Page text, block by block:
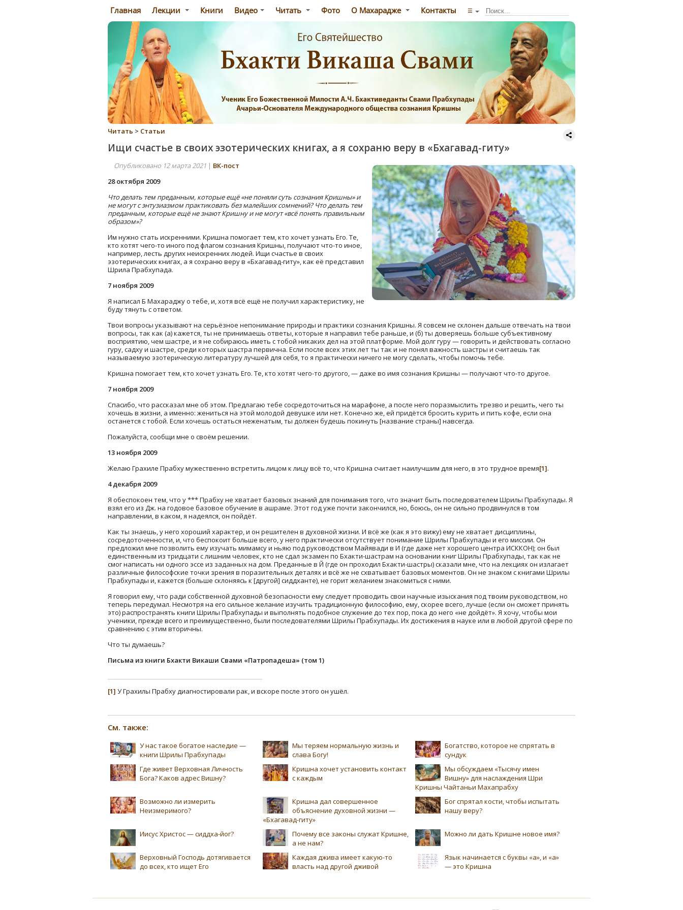
Главная Лекции Книги Видео Читать Фото О Махарадже Контакты ☰
Читать > Статьи
Ищи счастье в своих эзотерических книгах, а я сохраню веру в «Бхагавад-гиту»
Опубликовано 12 марта 2021 | ВК-пост
28 октября 2009
Что делать тем преданным, которые ещё «не поняли суть сознания Кришны» и
не могут с энтузиазмом практиковать без малейших сомнений? Что делать тем
преданным, которые ещё не знают Кришну и не могут «всё понять правильным
образом»?
Им нужно стать искренними. Кришна помогает тем, кто хочет узнать Его. Те,
кто хотят чего-то иного под флагом сознания Кришны, получают что-то иное,
например, лесть других неискренних людей. Ищи счастье в своих
эзотерических книгах, а я сохраню веру в «Бхагавад-гиту», как её представил
Шрила Прабхупада.
7 ноября 2009
Я написал Б Махараджу о тебе, и, хотя всё ещё не получил характеристику, не
буду тянуть с ответом.
Твои вопросы указывают на серьёзное непонимание природы и практики сознания Кришны. Я совсем не склонен дальше отвечать на твои
вопросы, так как (а) кажется, ты не принимаешь ответы, которые я направил тебе раньше, и (б) ты доверяешь больше субъективному
восприятию, чем шастре, и я не собираюсь иметь с тобой никаких дел на этой платформе. Мой долг гуру — говорить и действовать согласно
гуру, садху и шастре, среди которых шастра первична. Если после всех этих лет ты так и не понял важность шастры и считаешь так
называемую эзотерическую литературу лучшей для себя, то я практически ничего не могу сделать, чтобы помочь тебе.
Кришна помогает тем, кто хочет узнать Его. Те, кто хотят чего-то другого, — даже во имя сознания Кришны — получают что-то другое.
7 ноября 2009
Спасибо, что рассказал мне об этом. Предлагаю тебе сосредоточиться на марафоне, а после него поразмыслить трезво и решить, чего ты
хочешь в жизни, а именно: жениться на этой молодой девушке или нет. Конечно же, ей придётся бросить курить и пить кофе, если она
останется с тобой. Если хочешь остаться неженатым, ты должен будешь покинуть [название страны] навсегда.
Пожалуйста, сообщи мне о своём решении.
13 ноября 2009
Желаю Грахиле Прабху мужественно встретить лицом к лицу всё то, что Кришна считает наилучшим для него, в это трудное время[1].
4 декабря 2009
Я обеспокоен тем, что у *** Прабху не хватает базовых знаний для понимания того, что значит быть последователем Шрилы Прабхупады. Я
взял его из Дж. на годовое базовое обучение в ашраме. Этот год уже почти закончился, но, боюсь, он не сильно продвинулся в том
направлении, в каком, я надеялся, он пойдёт.
Как ты знаешь, у него хороший характер, и он решителен в духовной жизни. И всё же (как я это вижу) ему не хватает дисциплины,
сосредоточенности, и, что беспокоит больше всего, у него практически отсутствует понимание Шрилы Прабхупады и его миссии. Он
предложил мне позволить ему изучать мимамсу и ньяю под руководством Майявади в И (где даже нет хорошего центра ИСККОН); он был
единственным из тридцати с лишним человек, кто не сдал экзамен по Бхакти-шастрам на основании книг Шрилы Прабхупады, так как не
смог написать ни одного эссе из заданных на дом. Преданные в Й (где он проходил Бхакти-шастры) сказали мне, что на лекциях он излагает
различные философские точки зрения в поразительных деталях и всё же не схватывает базовых моментов. Он не знаком с книгами Шрилы
Прабхупады и, кажется (больше склоняясь к [другой] сиддханте), не горит желанием знакомиться с ними.
Я говорил ему, что ради собственной духовной безопасности ему следует проводить свои научные изыскания под твоим руководством, но
теперь передумал. Несмотря на его сильное желание изучить традиционную философию, ему, скорее всего, лучше (если он сможет принять
это) распространять книги Шрилы Прабхупады и выполнять подобное служение до тех пор, пока до него «не дойдёт». Я хочу, чтобы мои
ученики, прежде всего и преимущественно, были последователями Шрилы Прабхупады. Их достижения в науке или в любой другой сфере по
сравнению с этим вторичны.
Что ты думаешь?
Письма из книги Бхакти Викаши Свами «Патропадеша» (том 1)
[1] У Грахилы Прабху диагностировали рак, и вскоре после этого он ушёл.
См. также:
У нас такое богатое наследие —
книги Шрилы Прабхупады
Мы теряем нормальную жизнь и
слава Богу!
Богатство, которое не спрятать в
сундук
Где живет Верховная Личность
Бога? Каков адрес Вишну?
Кришна хочет установить контакт
с каждым
Мы обсуждаем «Тысячу имен
Вишну» для наслаждения Шри
Кришны Чайтаньи Махапрабху
Возможно ли измерить
Неизмеримого?
Кришна дал совершенное
объяснение духовной жизни —
«Бхагавад-гиту»
Бог спрятал кости, чтобы испытать
нашу веру?
Иисус Христос — сиддха-йог?
Почему все законы служат Кришне,
а не нам?
Можно ли дать Кришне новое имя?
Верховный Господь дотягивается
до всех, кто ищет Его
Каждая джива имеет какую-то
власть над другой дживой
Язык начинается с буквы «а», и «а»
— это Кришна